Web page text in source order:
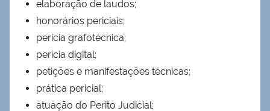
elaboração de laudos;
honorários periciais;
perícia grafotécnica;
perícia digital;
petições e manifestações técnicas;
prática pericial;
atuação do Perito Judicial;